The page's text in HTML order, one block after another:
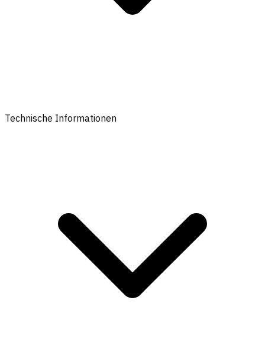
Technische Informationen